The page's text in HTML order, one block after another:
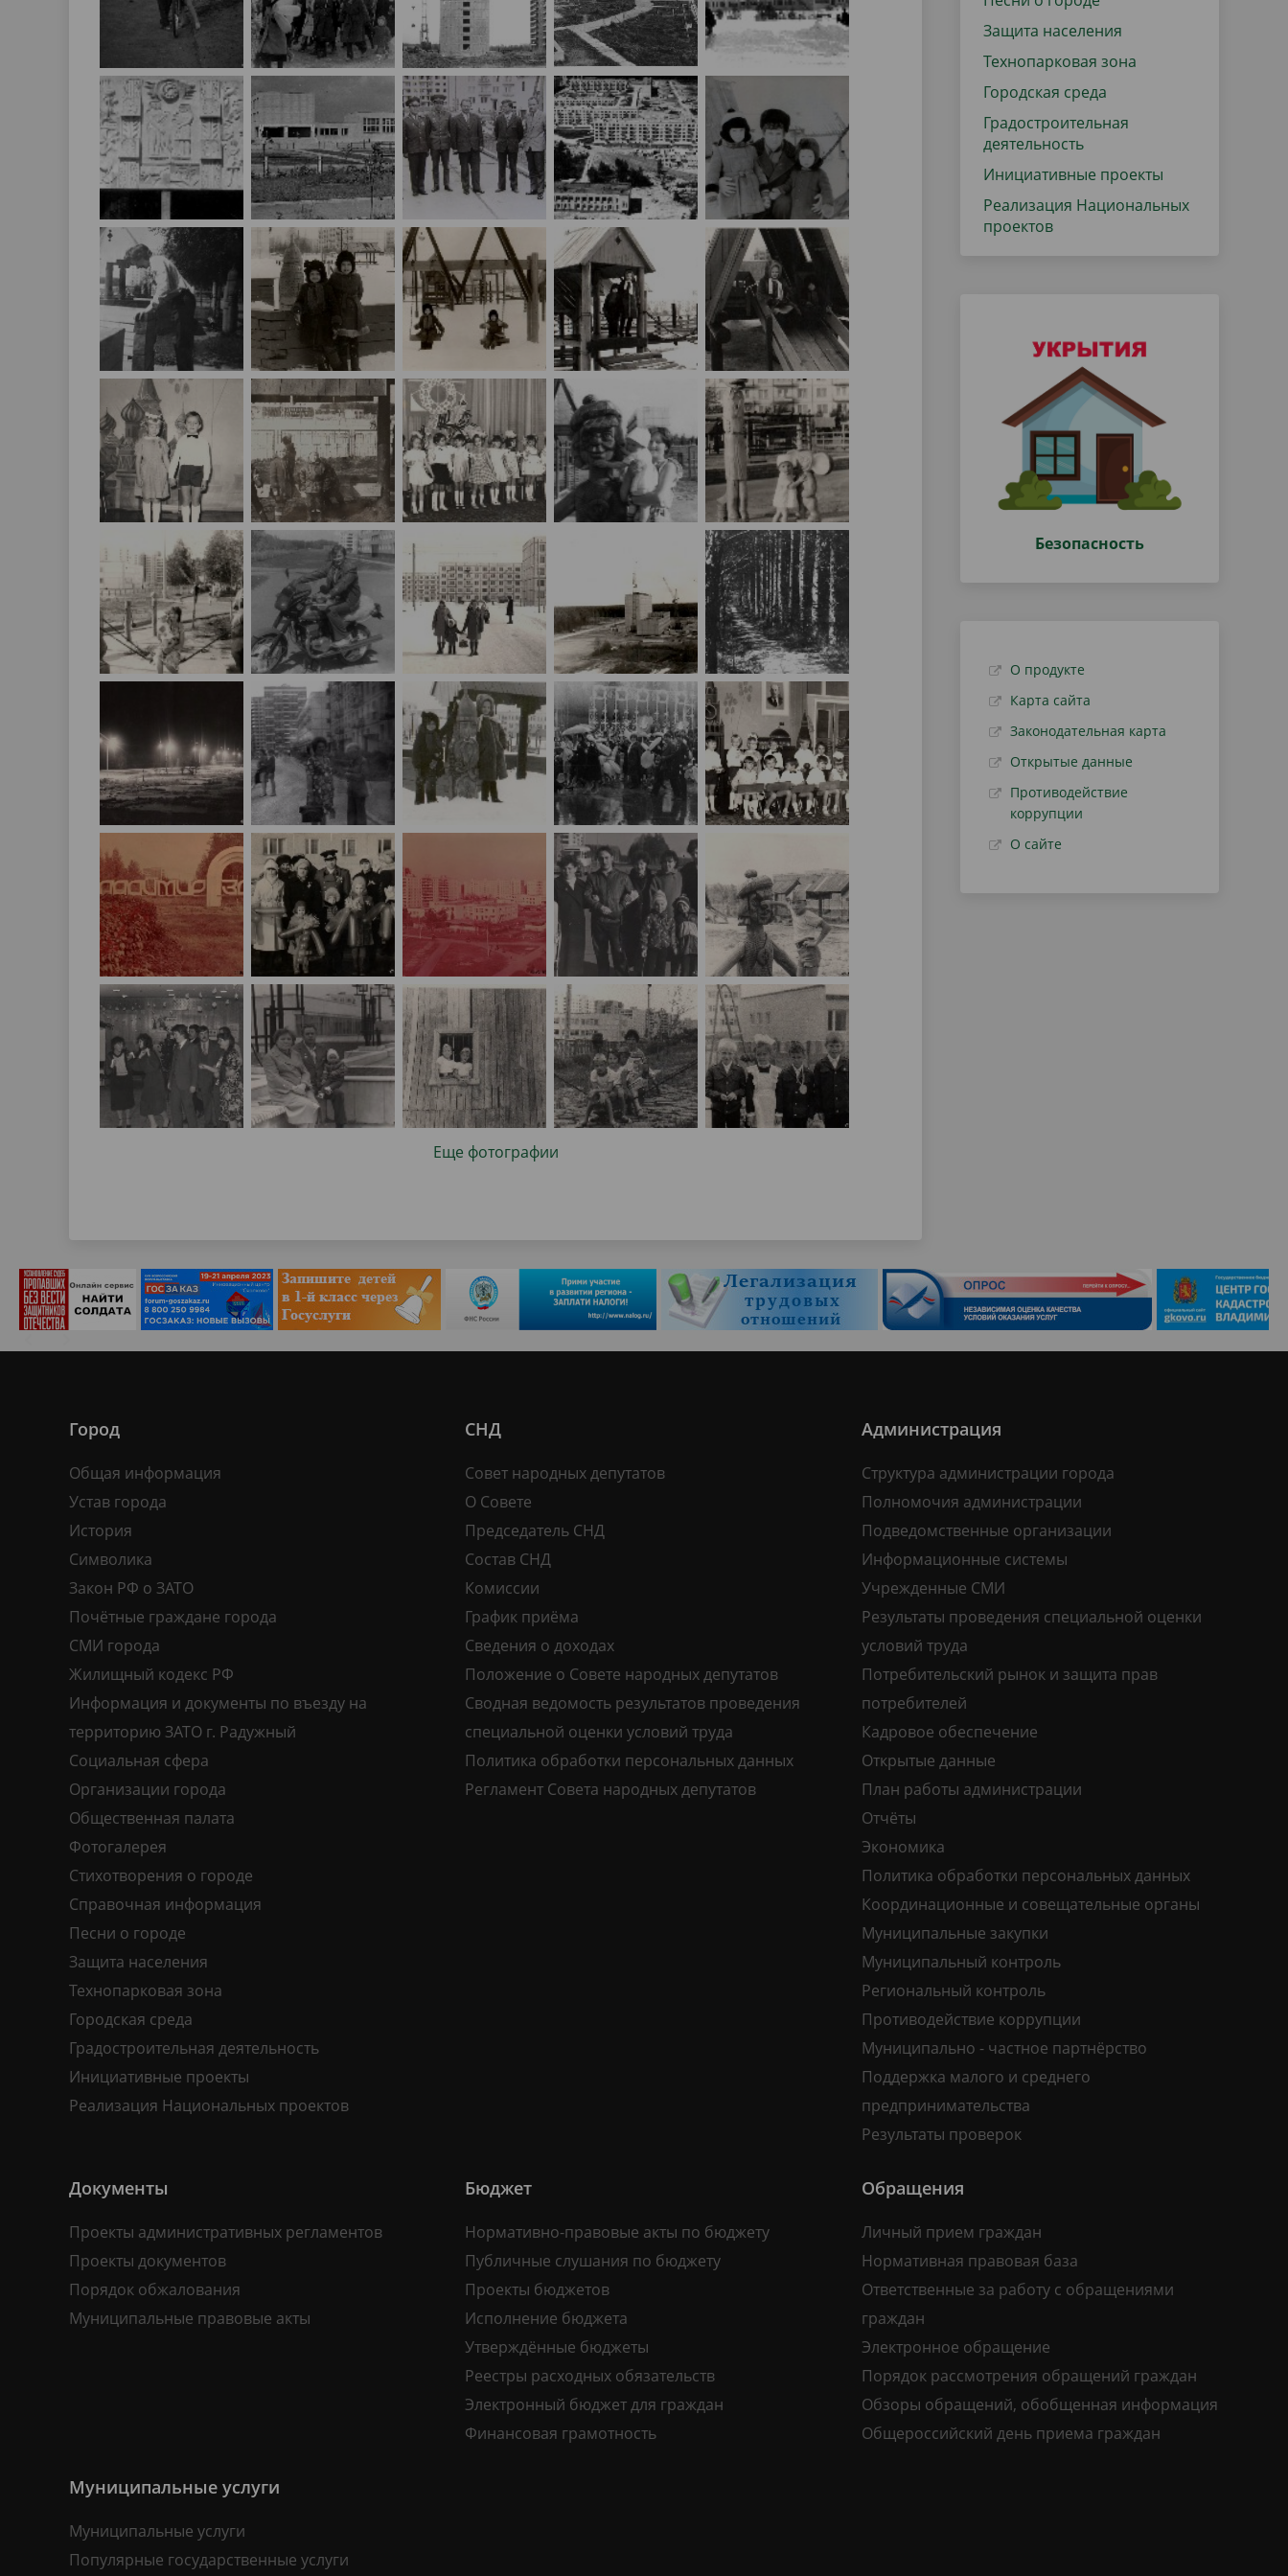
Еще фотографии
Защита населения
Технопарковая зона
Городская среда
Градостроительная
деятельность
Инициативные проекты
Реализация Национальных
проектов
Безопасность
О продукте
Карта сайта
Законодательная карта
Открытые данные
Противодействие
коррупции
О сайте
Город
Общая информация
Устав города
История
Символика
Закон РФ о ЗАТО
Почётные граждане города
СМИ города
Жилищный кодекс РФ
Информация и документы по въезду на
территорию ЗАТО г. Радужный
Социальная сфера
Организации города
Общественная палата
Фотогалерея
Стихотворения о городе
Справочная информация
Песни о городе
Защита населения
Технопарковая зона
Городская среда
Градостроительная деятельность
Инициативные проекты
Реализация Национальных проектов
СНД
Совет народных депутатов
О Совете
Председатель СНД
Состав СНД
Комиссии
График приёма
Сведения о доходах
Положение о Совете народных депутатов
Сводная ведомость результатов проведения
специальной оценки условий труда
Политика обработки персональных данных
Регламент Совета народных депутатов
Администрация
Структура администрации города
Полномочия администрации
Подведомственные организации
Информационные системы
Учрежденные СМИ
Результаты проведения специальной оценки
условий труда
Потребительский рынок и защита прав
потребителей
Кадровое обеспечение
Открытые данные
План работы администрации
Отчёты
Экономика
Политика обработки персональных данных
Координационные и совещательные органы
Муниципальные закупки
Муниципальный контроль
Региональный контроль
Противодействие коррупции
Муниципально - частное партнёрство
Поддержка малого и среднего
предпринимательства
Результаты проверок
Документы
Проекты административных регламентов
Проекты документов
Порядок обжалования
Муниципальные правовые акты
Бюджет
Нормативно-правовые акты по бюджету
Публичные слушания по бюджету
Проекты бюджетов
Исполнение бюджета
Утверждённые бюджеты
Реестры расходных обязательств
Электронный бюджет для граждан
Финансовая грамотность
Обращения
Личный прием граждан
Нормативная правовая база
Ответственные за работу с обращениями
граждан
Электронное обращение
Порядок рассмотрения обращений граждан
Обзоры обращений, обобщенная информация
Общероссийский день приема граждан
Муниципальные услуги
Муниципальные услуги
Популярные государственные услуги